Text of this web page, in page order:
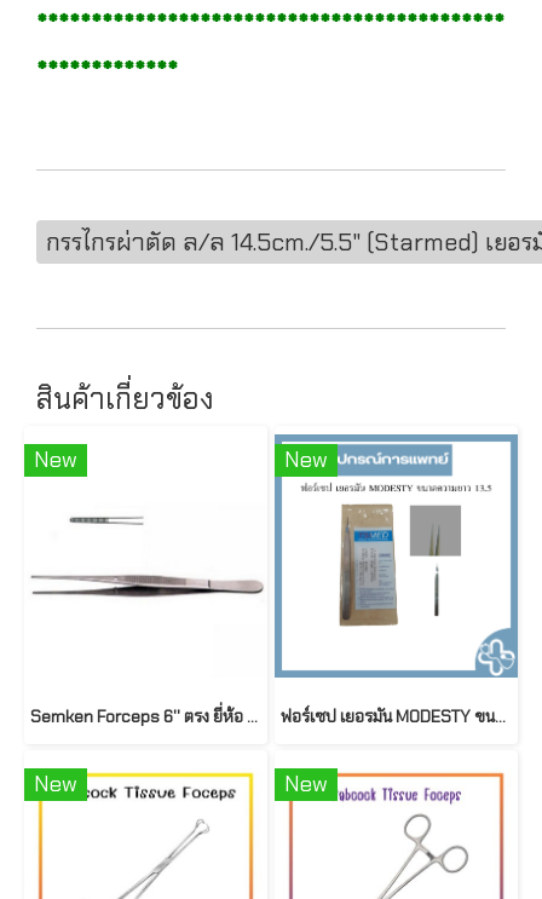
*******************************************
*************
กรรไกรผ่าตัด ล/ล 14.5cm./5.5" (Starmed) เยอร
สินค้าเกี่ยวข้อง
New
Semken Forceps 6'' ตรง ยี่ห้อ Mira
New
ฟอร์เซป เยอรมัน MODESTY ขนาดความยาว 13.5
New New